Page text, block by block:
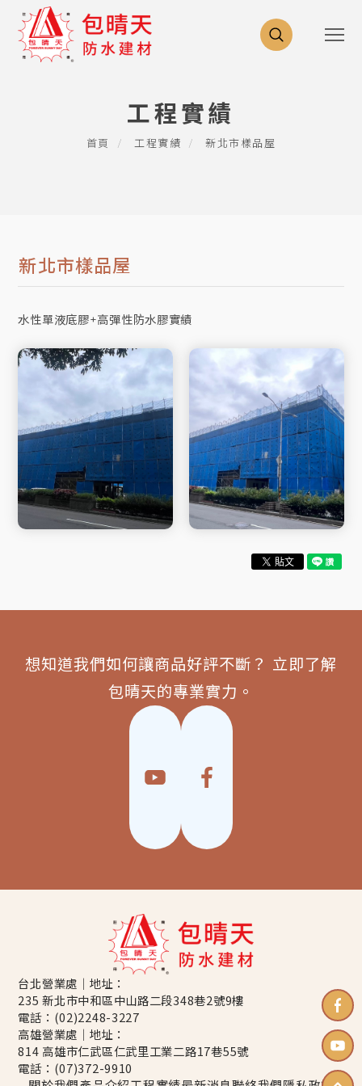
工程實績
首頁 工程實績 新北市樣品屋
新北市樣品屋
水性單液底膠+高彈性防水膠實績
想知道我們如何讓商品好評不斷？ 立即了解
包晴天的專業實力。
台北營業處｜地址：
235 新北市中和區中山路二段348巷2號9樓
電話： (02)2248-3227
高雄營業處｜地址：
814 高雄市仁武區仁武里工業二路17巷55號
電話： (07)372-9910